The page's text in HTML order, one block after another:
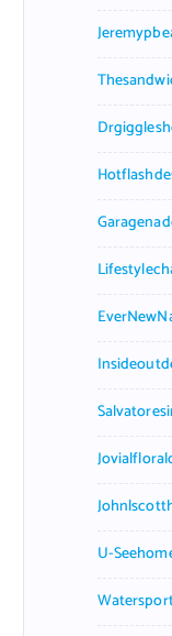
U-